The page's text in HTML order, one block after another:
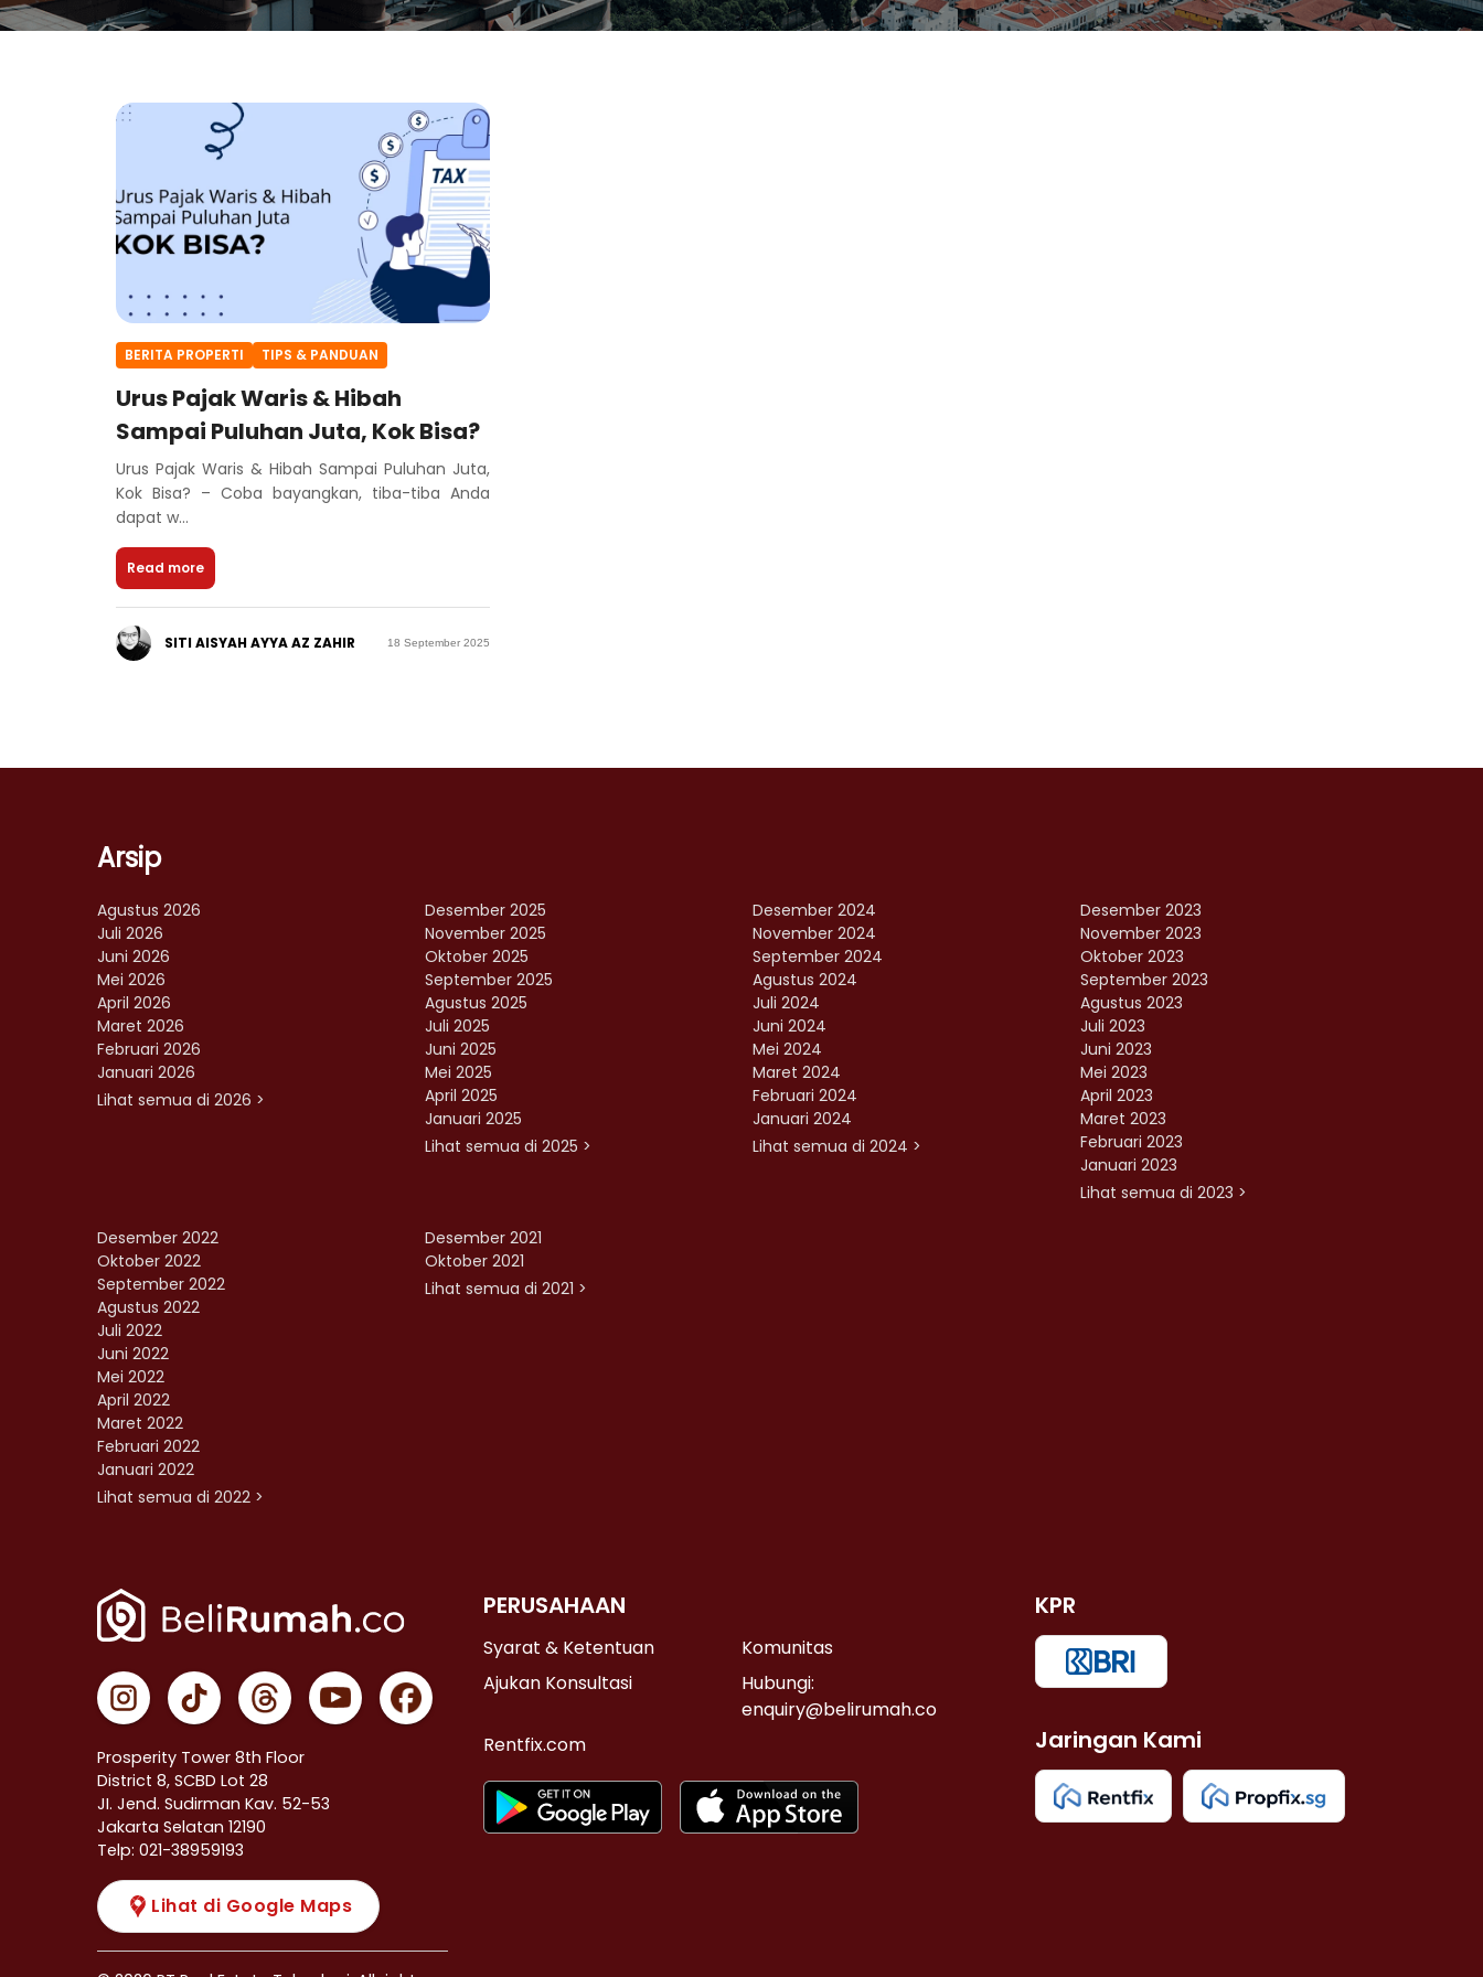
BERITA PROPERTI TIPS & PANDUAN
Urus Pajak Waris & Hibah
Sampai Puluhan Juta, Kok Bisa?
Urus Pajak Waris & Hibah Sampai Puluhan Juta,
Kok Bisa? – Coba bayangkan, tiba-tiba Anda
dapat w...
Read more
SITI AISYAH AYYA AZ ZAHIR 18 September 2025
Arsip
Agustus 2026
Juli 2026
Juni 2026
Mei 2026
April 2026
Maret 2026
Februari 2026
Januari 2026
Lihat semua di 2026 >
Desember 2025
November 2025
Oktober 2025
September 2025
Agustus 2025
Juli 2025
Juni 2025
Mei 2025
April 2025
Januari 2025
Lihat semua di 2025 >
Desember 2024
November 2024
September 2024
Agustus 2024
Juli 2024
Juni 2024
Mei 2024
Maret 2024
Februari 2024
Januari 2024
Lihat semua di 2024 >
Desember 2023
November 2023
Oktober 2023
September 2023
Agustus 2023
Juli 2023
Juni 2023
Mei 2023
April 2023
Maret 2023
Februari 2023
Januari 2023
Lihat semua di 2023 >
Desember 2022
Oktober 2022
September 2022
Agustus 2022
Juli 2022
Juni 2022
Mei 2022
April 2022
Maret 2022
Februari 2022
Januari 2022
Lihat semua di 2022 >
Desember 2021
Oktober 2021
Lihat semua di 2021 >
Prosperity Tower 8th Floor
District 8, SCBD Lot 28
JI. Jend. Sudirman Kav. 52-53
Jakarta Selatan 12190
Telp: 021-38959193
Lihat di Google Maps
PERUSAHAAN
Syarat & Ketentuan
Komunitas
Ajukan Konsultasi
Hubungi:
enquiry@belirumah.co
Rentfix.com
KPR
Jaringan Kami